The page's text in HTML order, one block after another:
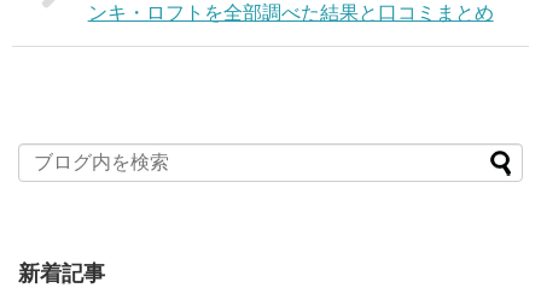
ンキ・ロフトを全部調べた結果と口コミまとめ
新着記事